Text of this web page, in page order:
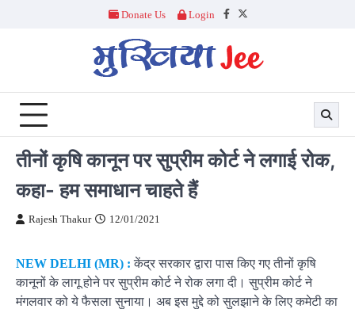
Donate Us Login
Facebook
Twitter
तीनों कृषि कानून पर सुप्रीम कोर्ट ने लगाई रोक,
कहा- हम समाधान चाहते हैं
Rajesh Thakur 12/01/2021
NEW DELHI (MR) : केंद्र सरकार द्वारा पास किए गए तीनों कृषि
कानूनों के लागू होने पर सुप्रीम कोर्ट ने रोक लगा दी। सुप्रीम कोर्ट ने
मंगलवार को ये फैसला सुनाया। अब इस मुद्दे को सुलझाने के लिए कमेटी का